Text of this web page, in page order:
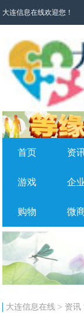
大连信息在线欢迎您！
首页 资
游戏 企
购物 微
大连信息在线 > 资讯